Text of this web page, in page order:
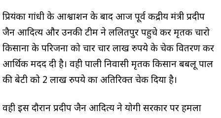
प्रियंका गांधी के आश्वाशन के बाद आज पूर्व केंद्रीय मंत्री प्रदीप
जैन आदित्य और उनकी टीम ने ललितपुर पहुचे कर मृतक चारो
किसानों के परिजनों को चार चार लाख रुपये के चेक वितरण कर
आर्थिक मदद दी है। वही पाली निवासी मृतक किसान बबलू पाल
की बेटी को 2 लाख रुपये का अतिरिक्त चेक दिया है।
वही इस दौरान प्रदीप जैन आदित्य ने योगी सरकार पर हमला